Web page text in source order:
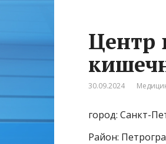
Центр
30.09.2024
город: Санкт-
Район: